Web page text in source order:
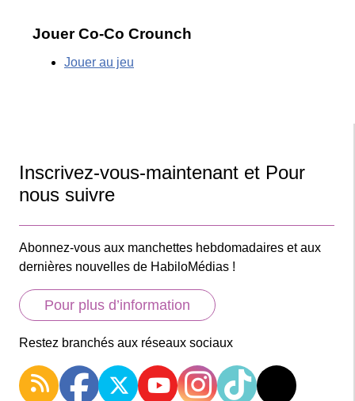
Jouer Co-Co Crounch
Jouer au jeu
Inscrivez-vous-maintenant et Pour
nous suivre
Abonnez-vous aux manchettes hebdomadaires et aux
dernières nouvelles de HabiloMédias !
Pour plus d’information
Restez branchés aux réseaux sociaux